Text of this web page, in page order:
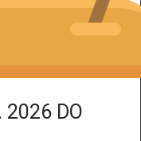
2026 DO